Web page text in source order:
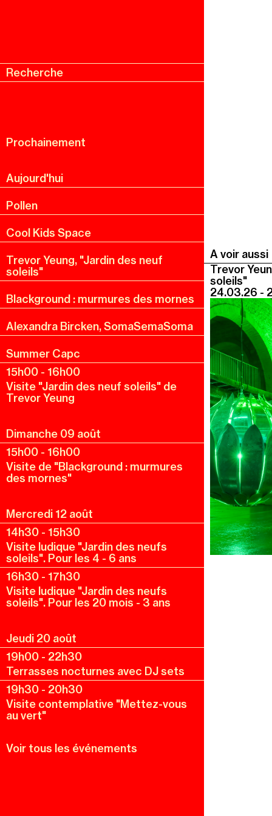
Menu
Recherche
Prochainement
Aujourd'hui
Pollen
Cool Kids Space
Trevor Yeung, "Jardin des neuf
soleils"
Blackground : murmures des mornes
Alexandra Bircken, SomaSemaSoma
Summer Capc
15h00 - 16h00
Visite "Jardin des neuf soleils" de
Trevor Yeung
Dimanche 09 août
15h00 - 16h00
Visite de "Blackground : murmures
des mornes"
Mercredi 12 août
14h30 - 15h30
Visite ludique "Jardin des neufs
soleils". Pour les 4 - 6 ans
16h30 - 17h30
Visite ludique "Jardin des neufs
soleils". Pour les 20 mois - 3 ans
Jeudi 20 août
19h00 - 22h30
Terrasses nocturnes avec DJ sets
19h30 - 20h30
Visite contemplative "Mettez-vous
au vert"
Voir tous les événements
A voir aussi
Trevor
soleils"
24.03.26 -